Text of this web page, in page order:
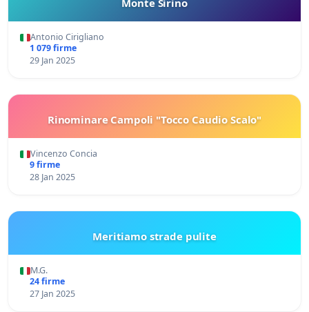
Monte Sirino
Antonio Cirigliano
1 079 firme
29 Jan 2025
Rinominare Campoli "Tocco Caudio Scalo"
Vincenzo Concia
9 firme
28 Jan 2025
Meritiamo strade pulite
M.G.
24 firme
27 Jan 2025